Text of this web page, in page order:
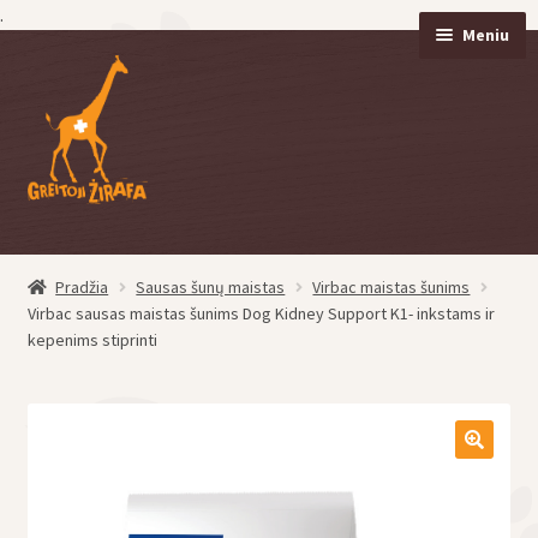
.
meniu
turinio
Meniu
Pradžia Sausas šunų maistas
Virbac maistas šunims
Virbac sausas maistas šunims Dog Kidney Support K1- inkstams ir
kepenims stiprinti